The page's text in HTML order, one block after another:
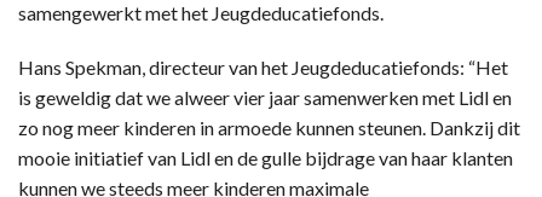
samengewerkt met het Jeugdeducatiefonds.
Hans Spekman, directeur van het Jeugdeducatiefonds: “Het
is geweldig dat we alweer vier jaar samenwerken met Lidl en
zo nog meer kinderen in armoede kunnen steunen. Dankzij dit
mooie initiatief van Lidl en de gulle bijdrage van haar klanten
kunnen we steeds meer kinderen maximale